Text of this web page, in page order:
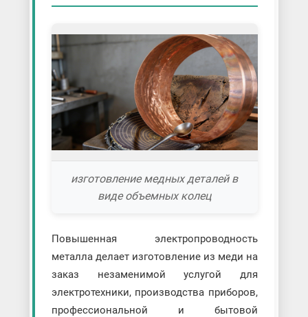
изготовление медных деталей в
виде объемных колец
Повышенная электропроводность
металла делает изготовление из меди на
заказ незаменимой услугой для
электротехники, производства приборов,
профессиональной и бытовой